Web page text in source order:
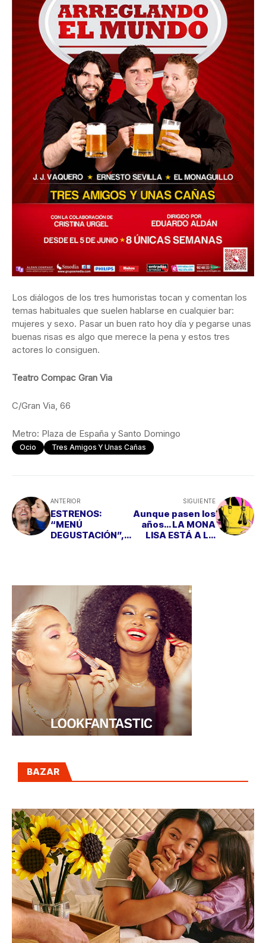
Los diálogos de los tres humoristas tocan y comentan los
temas habituales que suelen hablarse en cualquier bar:
mujeres y sexo. Pasar un buen rato hoy día y pegarse unas
buenas risas es algo que merece la pena y estos tres
actores lo consiguen.
Teatro Compac Gran Via
C/Gran Via, 66
Metro: Plaza de España y Santo Domingo
Ocio Tres Amigos Y Unas Cañas
ANTERIOR
ESTRENOS:
“MENÚ
DEGUSTACIÓN”,
SIGUIENTE
Aunque pasen los
años… LA MONA
LISA ESTÁ A LA
BAZAR